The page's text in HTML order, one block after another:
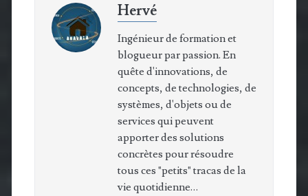
Hervé
Ingénieur de formation et
blogueur par passion. En
quête d'innovations, de
concepts, de technologies, de
systèmes, d'objets ou de
services qui peuvent
apporter des solutions
concrètes pour résoudre
tous ces "petits" tracas de la
vie quotidienne…